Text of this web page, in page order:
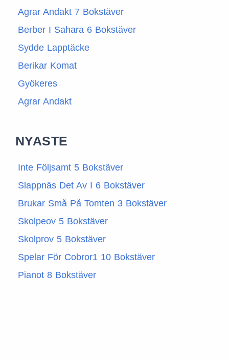
Agrar Andakt 7 Bokstäver
Berber I Sahara 6 Bokstäver
Sydde Lapptäcke
Berikar Komat
Gyökeres
Agrar Andakt
NYASTE
Inte Följsamt 5 Bokstäver
Slappnäs Det Av I 6 Bokstäver
Brukar Små På Tomten 3 Bokstäver
Skolpeov 5 Bokstäver
Skolprov 5 Bokstäver
Spelar För Cobror1 10 Bokstäver
Pianot 8 Bokstäver